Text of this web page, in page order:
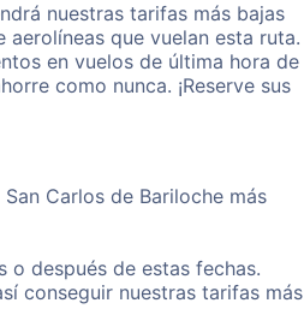
nuestras tarifas más bajas
que vuelan esta ruta.
en vuelos de última hora de
como nunca. ¡Reserve sus
Carlos de Bariloche más
después de estas fechas.
conseguir nuestras tarifas más